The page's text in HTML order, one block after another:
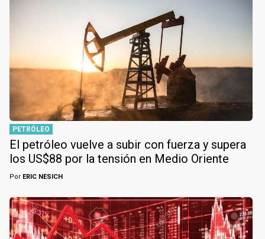
PETRÓLEO
El petróleo vuelve a subir con fuerza y supera
los US$88 por la tensión en Medio Oriente
Por ERIC NESICH